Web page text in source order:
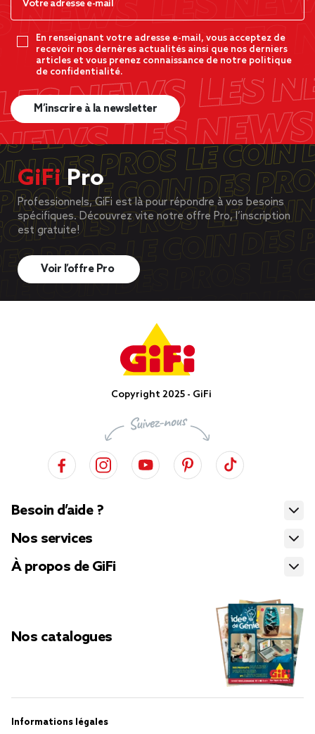
En renseignant votre adresse e-mail, vous acceptez de
recevoir nos dernères actualités ainsi que nos derniers
articles et vous prenez connaissance de notre politique
de confidentialité.
M’inscrire à la newsletter
GiFiPro
Professionnels, GiFi est là pour répondre à vos besoins
spécifiques. Découvrez vite notre offre Pro, l’inscription
est gratuite!
Voir l’offre Pro
Copyright 2025 - GiFi
Besoin d’aide ?
Nos services
À propos de GiFi
Nos catalogues
Informations légales